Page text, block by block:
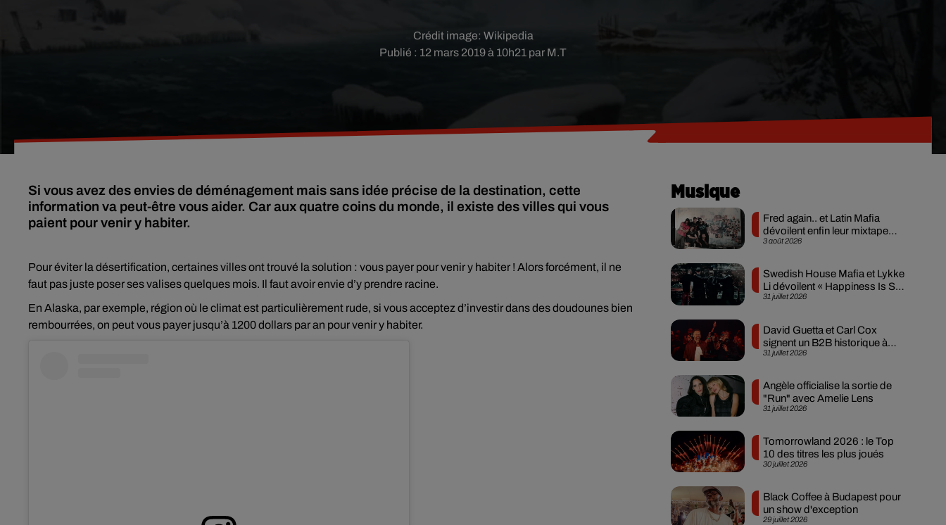
Publié : 12 mars 2019 à 10h21 par M.T
Crédit image: Wikipedia
Si vous avez des envies de déménagement mais sans idée précise de la destination, cette
information va peut-être vous aider. Car aux quatre coins du monde, il existe des villes qui vous
paient pour venir y habiter.
Pour éviter la désertification, certaines villes ont trouvé la solution : vous payer pour venir y habiter ! Alors forcément, il ne
faut pas juste poser ses valises quelques mois. Il faut avoir envie d’y prendre racine.
En Alaska, par exemple, région où le climat est particulièrement rude, si vous acceptez d’investir dans des doudounes bien
rembourrées, on peut vous payer jusqu’à 1200 dollars par an pour venir y habiter.
Musique
3 août 2026
Fred again.. et Latin Mafia
dévoilent enfin leur mixtape
créée en...
31 juillet 2026
Swedish House Mafia et Lykke
Li dévoilent « Happiness Is So
Sad »
31 juillet 2026
David Guetta et Carl Cox
signent un B2B historique à
Ibiza
31 juillet 2026
Angèle officialise la sortie de
"Run" avec Amelie Lens
30 juillet 2026
Tomorrowland 2026 : le Top
10 des titres les plus joués
29 juillet 2026
Black Coffee à Budapest pour
un show d'exception